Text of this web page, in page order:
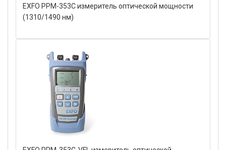
EXFO PPM-353C измеритель оптической мощности
(1310/1490 нм)